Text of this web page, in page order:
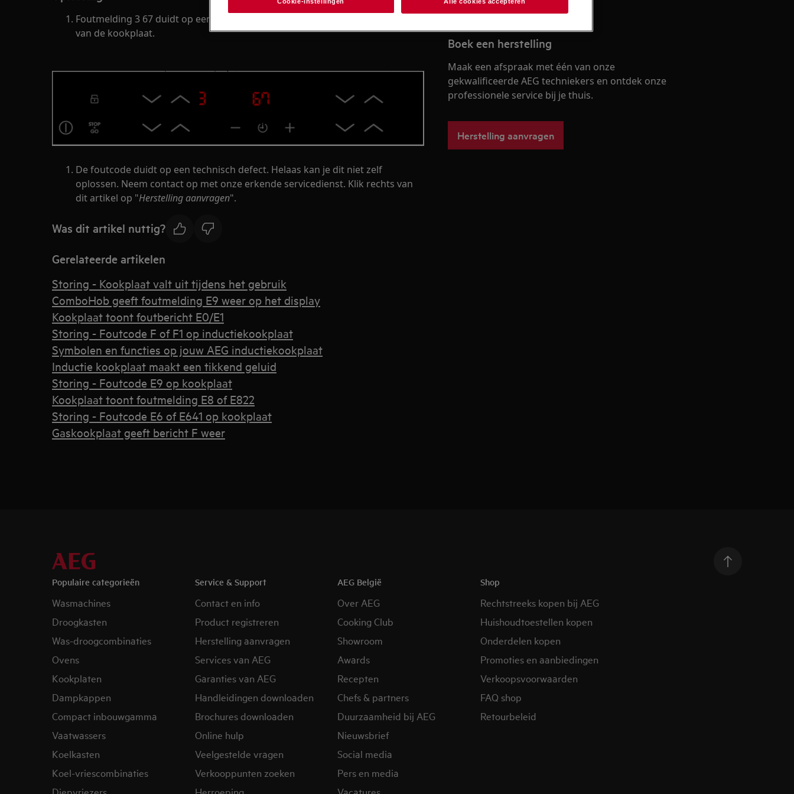
Foutmelding 3 67 duidt op een probleem met één van de inductiemodules
van de kookplaat.
De foutcode duidt op een technisch defect. Helaas kan je dit niet zelf
oplossen. Neem contact op met onze erkende servicedienst. Klik rechts van
dit artikel op "Herstelling aanvragen".
Was dit artikel nuttig?
Gerelateerde artikelen
Storing - Kookplaat valt uit tijdens het gebruik
ComboHob geeft foutmelding E9 weer op het display
Kookplaat toont foutbericht E0/E1
Storing - Foutcode F of F1 op inductiekookplaat
Symbolen en functies op jouw AEG inductiekookplaat
Inductie kookplaat maakt een tikkend geluid
Storing - Foutcode E9 op kookplaat
Kookplaat toont foutmelding E8 of E822
Storing - Foutcode E6 of E641 op kookplaat
Gaskookplaat geeft bericht F weer
Boek een herstelling
Maak een afspraak met één van onze
gekwalificeerde AEG techniekers en ontdek onze
professionele service bij je thuis.
Herstelling aanvragen
Populaire categorieën
Wasmachines
Droogkasten
Was-droogcombinaties
Ovens
Kookplaten
Dampkappen
Compact inbouwgamma
Vaatwassers
Koelkasten
Koel-vriescombinaties
Diepvriezers
Service & Support
Contact en info
Product registreren
Herstelling aanvragen
Services van AEG
Garanties van AEG
Handleidingen downloaden
Brochures downloaden
Online hulp
Veelgestelde vragen
Verkooppunten zoeken
Herroeping
AEG België
Over AEG
Cooking Club
Showroom
Awards
Recepten
Chefs & partners
Duurzaamheid bij AEG
Nieuwsbrief
Social media
Pers en media
Vacatures
Shop
Rechtstreeks kopen bij AEG
Huishoudtoestellen kopen
Onderdelen kopen
Promoties en aanbiedingen
Verkoopsvoorwaarden
FAQ shop
Retourbeleid​